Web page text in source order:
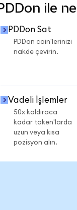
ile
PDDon Sat
PDDon coin'lerinizi
nakde çevirin.
Vadeli İşlemler
50x kaldıraca
kadar token'larda
uzun veya kısa
pozisyon alın.